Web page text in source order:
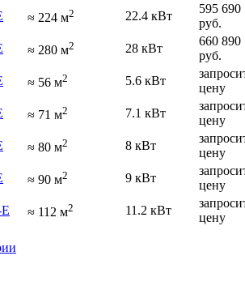
≈ 224 м2 22.4 кВт
595 690
руб.
≈ 280 м2 28 кВт
660 890
руб.
≈ 56 м2 5.6 кВт
цену
≈ 71 м2 7.1 кВт
цену
≈ 80 м2 8 кВт
цену
≈ 90 м2 9 кВт
цену
≈ 112 м2 11.2 кВт
цену